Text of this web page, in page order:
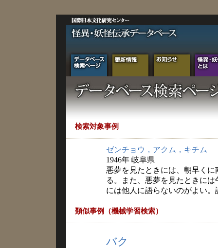
検索対象事例
ゼンチョウ，アクム，キチム
1946年 岐阜県
悪夢を見たときには、朝早く
る。また、悪夢を見たときに
には他人に語らないのがよい
類似事例（機械学習検索）
バク